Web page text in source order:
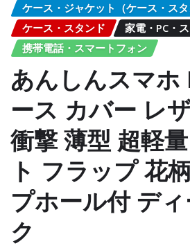
ケース・ジャケット（ケース・スタ
ケース・スタンド
家電・PC・
携帯電話・スマートフォン
あんしんスマホ
ース カバー レ
衝撃 薄型 超軽
ト フラップ 花
プホール付 デ
ク